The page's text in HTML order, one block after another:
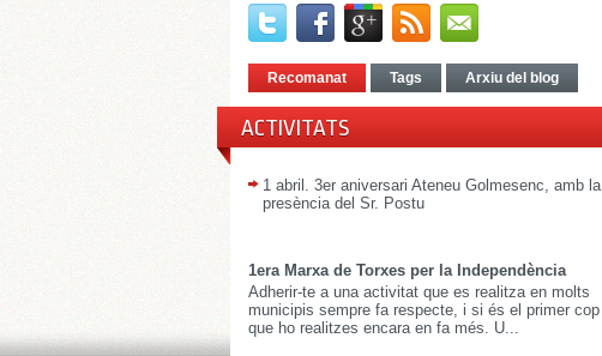
Recomanat Tags Arxiu del blog
ACTIVITATS
1 abril. 3er aniversari Ateneu Golmesenc, amb la
presència del Sr. Postu
1era Marxa de Torxes per la Independència
Adherir-te a una activitat que es realitza en molts
municipis sempre fa respecte, i si és el primer cop
que ho realitzes encara en fa més. U...